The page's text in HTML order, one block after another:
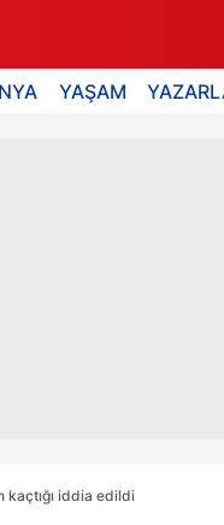
YAŞAM
kaçtığı iddia edildi